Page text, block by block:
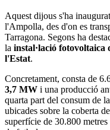
Aquest dijous s'ha
l'Ampolla, des d'on es
Tarragona. Segons ha
la instal·lació fotovoltaica
l'Estat.
Concretament, consta de
3,7 MW i una producció
quarta part del consum de
ubicades sobre la coberta
superfície de 30.800